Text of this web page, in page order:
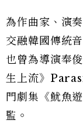
為作曲家、演
交融韓國傳統
也曾為導演奉
生上流》
門劇集《魷魚
監。